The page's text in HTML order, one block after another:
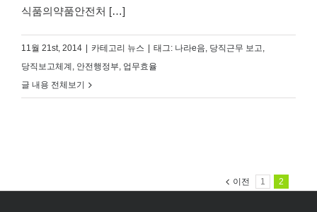
식품의약품안전처 […]
11월 21st, 2014 카테고리 뉴스 태그: 나라e음, 당직근무 보고,
당직보고체계 , 안전행정부, 업무효율
글 내용 전체보기
이전 1 2